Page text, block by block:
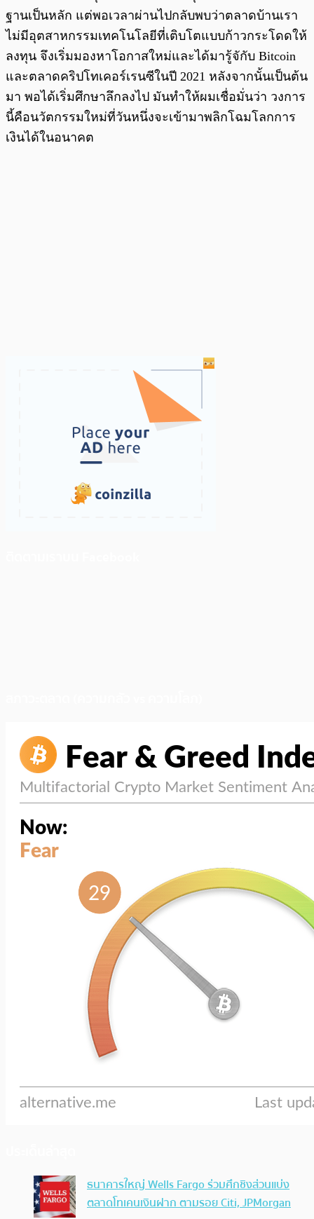
ฐานเป็นหลัก แต่พอเวลาผ่านไปกลับพบว่าตลาดบ้านเรา
ไม่มีอุตสาหกรรมเทคโนโลยีที่เติบโตแบบก้าวกระโดดให้
ลงทุน จึงเริ่มมองหาโอกาสใหม่และได้มารู้จักับ Bitcoin
และตลาดคริปโทเคอร์เรนซีในปี 2021 หลังจากนั้นเป็นต้น
มา พอได้เริ่มศึกษาลึกลงไป มันทำให้ผมเชื่อมั่นว่า วงการ
นี้คือนวัตกรรมใหม่ที่วันหนึ่งจะเข้ามาพลิกโฉมโลกการ
เงินได้ในอนาคต
ธนาคารใหญ่ Wells Fargo ร่วมศึกชิงส่วนแบ่ง
ตลาดโทเคนเงินฝาก ตามรอย Citi, JPMorgan